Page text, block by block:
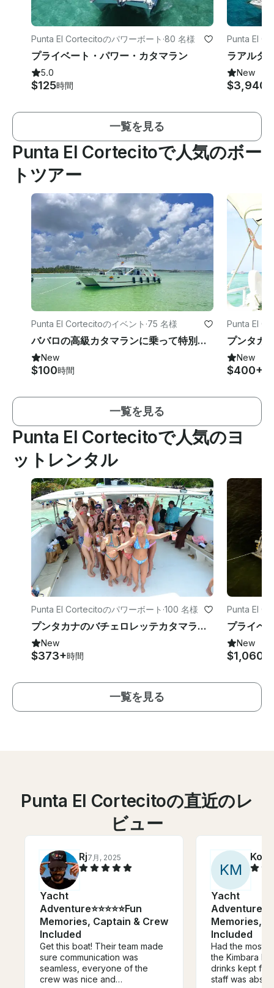
Punta El Cortecitoのパワーボート ·80 名様
プライベート・パワー・カタマラン
5.0
$125時間
Punta El
New
$3,940
一覧を見る
Punta El Cortecitoで人気のボー
トツアー
Punta El Cortecitoのイベント ·75 名様
ババロの高級カタマランに乗って特別な体験をお楽しみください
New
$100時間
Punta El
New
$400+
一覧を見る
Punta El Cortecitoで人気のヨ
ットレンタル
Punta El Cortecitoのパワーボート ·100 名様
プンタカナのバチェロレッテカタマラン—オールインクルーシブ（3時間または6時間）
New
$373+時間
Punta El
New
$1,060
一覧を見る
Punta El Cortecitoの直近のレ
ビュー
Rj7月, 2025
Yacht
Adventure⭐️⭐️⭐️⭐️⭐️Fun
Memories, Captain & Crew
Included
Get this boat! Their team made
sure communication was
seamless, everyone of the
crew was nice and
KM
Kory
Yacht
Memories,
Included
Had the most
the Kimbara
drinks kept
staff was